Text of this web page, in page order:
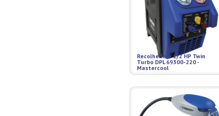
Recolhedora 1/2 HP Twin
Turbo DPL 69300-220 -
Mastercool